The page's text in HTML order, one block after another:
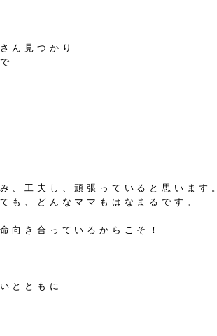
ん見つかり
、工夫し、頑張っていると思います
も、どんなママもはなまるです。
向き合っているからこそ！
とともに